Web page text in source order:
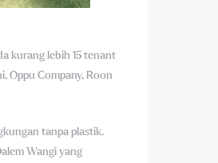
kurang lebih 15 tenant
Oppu Company, Roon
tanpa plastik.
Wangi yang